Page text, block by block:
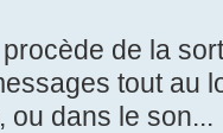
de la
tout au
ou dans le son...